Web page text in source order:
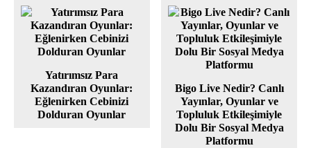
Yatırımsız Para
Kazandıran Oyunlar:
Eğlenirken Cebinizi
Dolduran Oyunlar
Bigo Live Nedir? Canlı
Yayınlar, Oyunlar ve
Topluluk Etkileşimiyle
Dolu Bir Sosyal Medya
Platformu